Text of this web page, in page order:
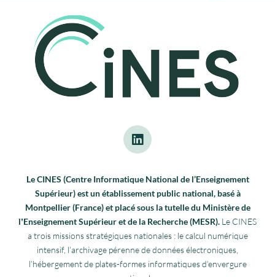
Le CINES (Centre Informatique National de l’Enseignement
Supérieur) est un établissement public national, basé à
Montpellier (France) et placé sous la tutelle du Ministère de
lʼEnseignement Supérieur et de la Recherche (MESR). Le CINES
a trois missions stratégiques nationales : le calcul numérique
intensif, l’archivage pérenne de données électroniques,
l’hébergement de plates-formes informatiques d’envergure